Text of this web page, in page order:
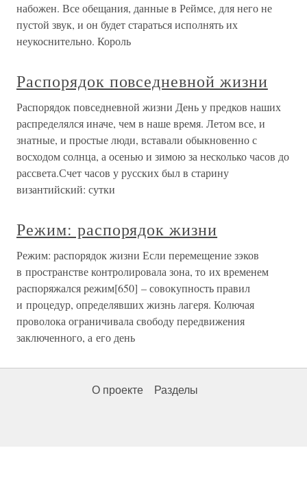
набожен. Все обещания, данные в Реймсе, для него не
пустой звук, и он будет стараться исполнять их
неукоснительно. Король
Распорядок повседневной жизни
Распорядок повседневной жизни День у предков наших
распределялся иначе, чем в наше время. Летом все, и
знатные, и простые люди, вставали обыкновенно с
восходом солнца, а осенью и зимою за несколько часов до
рассвета.Счет часов у русских был в старину
византийский: сутки
Режим: распорядок жизни
Режим: распорядок жизни Если перемещение зэков
в пространстве контролировала зона, то их временем
распоряжался режим[650] – совокупность правил
и процедур, определявших жизнь лагеря. Колючая
проволока ограничивала свободу передвижения
заключенного, а его день
О проекте Разделы